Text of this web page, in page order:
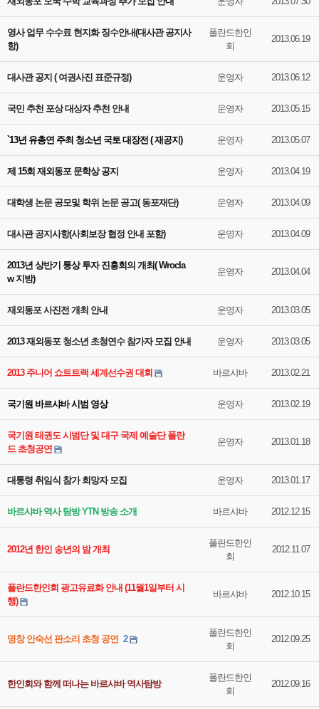
영사 업무 수수료 현지화 징수안내(대사관 공지사
항)
폴란드한인
회
2013.06.19
대사관 공지 ( 여권사진 표준규정) 운영자 2013.06.12
국민 추천 포상 대상자 추천 안내 운영자 2013.05.15
`13년 유총연 주최 청소년 국토 대장전 ( 재공지) 운영자 2013.05.07
제 15회 재외동포 문학상 공지 운영자 2013.04.19
대학생 논문 공모및 학위 논문 공고( 동포재단) 운영자 2013.04.09
대사관 공지사항(사회보장 협정 안내 포함) 운영자 2013.04.09
2013년 상반기 통상 투자 진흥회의 개최( Wrocla
w 지방)
운영자 2013.04.04
재외동포 사진전 개최 안내 운영자 2013.03.05
2013 재외동포 청소년 초청연수 참가자 모집 안내 운영자 2013.03.05
2013 주니어 쇼트트랙 세계선수권 대회 바르샤바 2013.02.21
국기원 바르샤바 시범 영상 운영자 2013.02.19
국기원 태권도 시범단 및 대구 국제 예술단 폴란
드 초청공연
운영자 2013.01.18
대통령 취임식 참가 희망자 모집 운영자 2013.01.17
바르샤바 역사 탐방 YTN 방송 소개 바르샤바 2012.12.15
2012년 한인 송년의 밤 개최
폴란드한인
회
2012.11.07
폴란드한인회 광고유료화 안내 (11월1일부터 시
행)
바르샤바 2012.10.15
명창 안숙선 판소리 초청 공연 2
폴란드한인
회
2012.09.25
한인회와 함께 떠나는 바르샤바 역사탐방
폴란드한인
회
2012.09.16